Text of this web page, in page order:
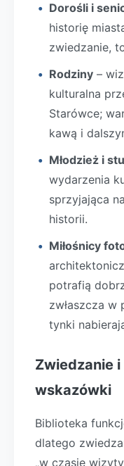
Dorośli i
historię
zwiedzanie,
Rodziny –
kulturalna
Starówce;
kawą i
Młodzież i
wydarzenia
sprzyjająca
historii.
Miłośnicy
potrafią
zwłaszcza w
tynki
Zwiedzanie
wskazówki
Biblioteka
dlatego
„w czasie